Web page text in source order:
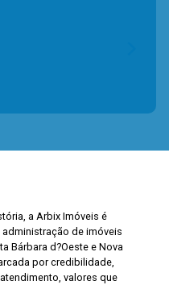
a Arbix Imóveis é
de imóveis
Bárbara d?Oeste e Nova
por credibilidade,
valores que